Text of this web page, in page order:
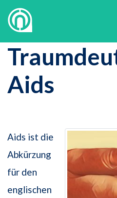
Aids
Aids ist die
Abkürzung
für den
englischen